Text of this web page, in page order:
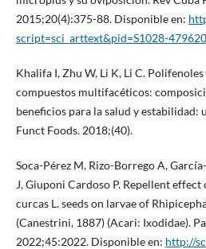
2015;20(4):375-88. Disponible en:
script=sci_arttext&pid=S1028-
Khalifa I, Zhu W, Li K, Li C.
compuestos multifacéticos:
beneficios para la salud y estabilidad:
Funct Foods. 2018;(40).
Soca-Pérez M, Rizo-Borrego A,
J, Giuponi Cardoso P. Repellent
curcas L. seeds on larvae of
(Canestrini, 1887) (Acari: Ixodidae).
2022;45:2022. Disponible en: http://